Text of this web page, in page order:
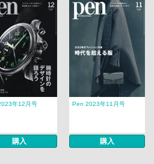
年12月号
購入
Pen 2023年11月号
購入